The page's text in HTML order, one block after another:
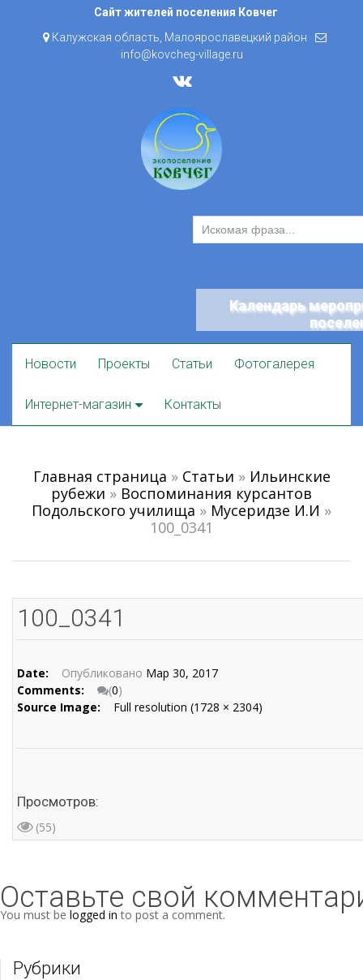
Skip
content
Сайт жителей поселения Ковчег
Калужская область, Малоярославецкий район
info@kovcheg-village.ru
Календарь
Новости Проекты Статьи Фотогалерея
Интернет-магазин Контакты
Главная страница » Статьи » Ильинские
рубежи » Воспоминания курсантов
Подольского училища » Мусеридзе И.И »
100_0341
100_0341
Date: Опубликовано Мар 30, 2017
Comments:
(0)
Source Image:
Full resolution (1728 × 2304)
Просмотров:
(55)
Оставьте свой
You must be logged in to post a comment.
Рубрики